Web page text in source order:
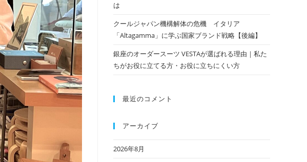
は
クールジャパン機構解体の危機 イタリア
「Altagamma」に学ぶ国家ブランド戦略【後編】
銀座のオーダースーツ VESTAが選ばれる理由｜私た
ちがお役に立てる方・お役に立ちにくい方
最近のコメント
アーカイブ
2026年8月